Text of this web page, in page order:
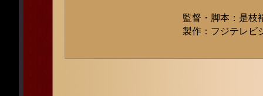
監督・脚本：是枝
製作：フジテレビ